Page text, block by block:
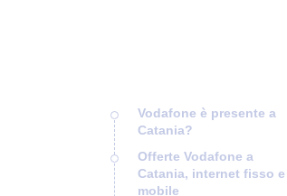
Vodafone è presente a
Catania?
Offerte Vodafone a
Catania, internet fisso e
mobile